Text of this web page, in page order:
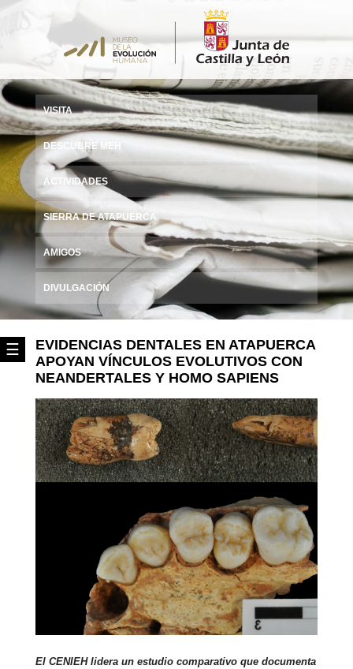
☰
VISITA
DESCUBRE MEH
ACTIVIDADES
SIERRA DE ATAPUERCA
AMIGOS
DIVULGACIÓN
EVIDENCIAS DENTALES EN ATAPUERCA
APOYAN VÍNCULOS EVOLUTIVOS CON
NEANDERTALES Y HOMO SAPIENS
El CENIEH lidera un estudio comparativo que documenta